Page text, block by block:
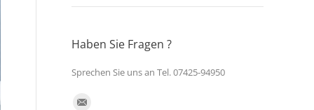
Haben Sie Fragen ?
Sprechen Sie uns an Tel. 07425-94950
Finden Sie uns auf: